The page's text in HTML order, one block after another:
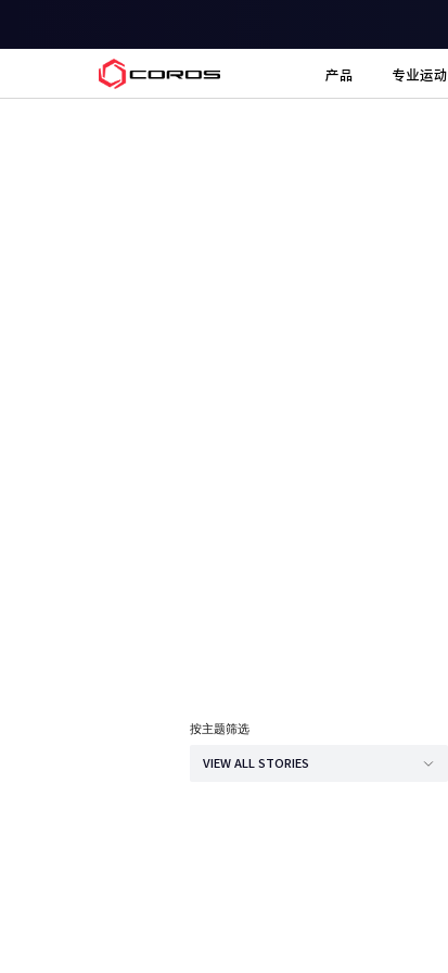
COROS
产品 专业运动
按主题筛选
VIEW ALL STORIES